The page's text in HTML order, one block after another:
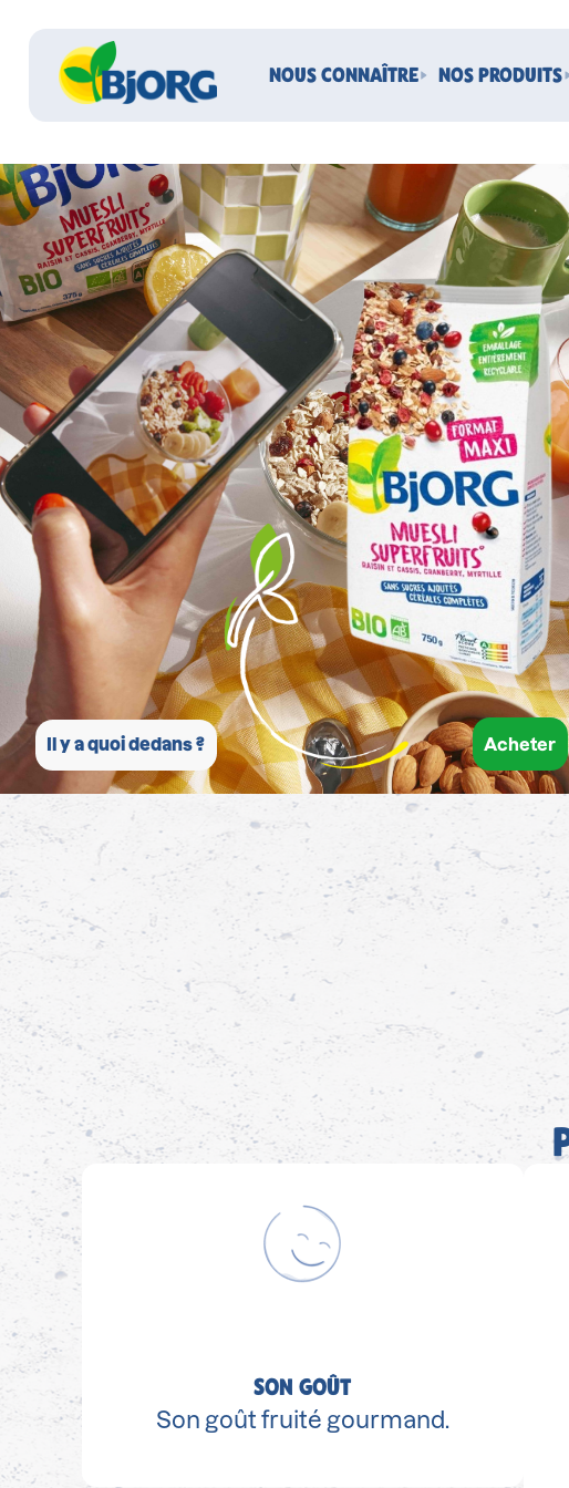
NOUS CONNAÎTRE NOS PRODUITS
Il y a quoi dedans ? Acheter
SON GOÛT
Son goût fruité gourmand.